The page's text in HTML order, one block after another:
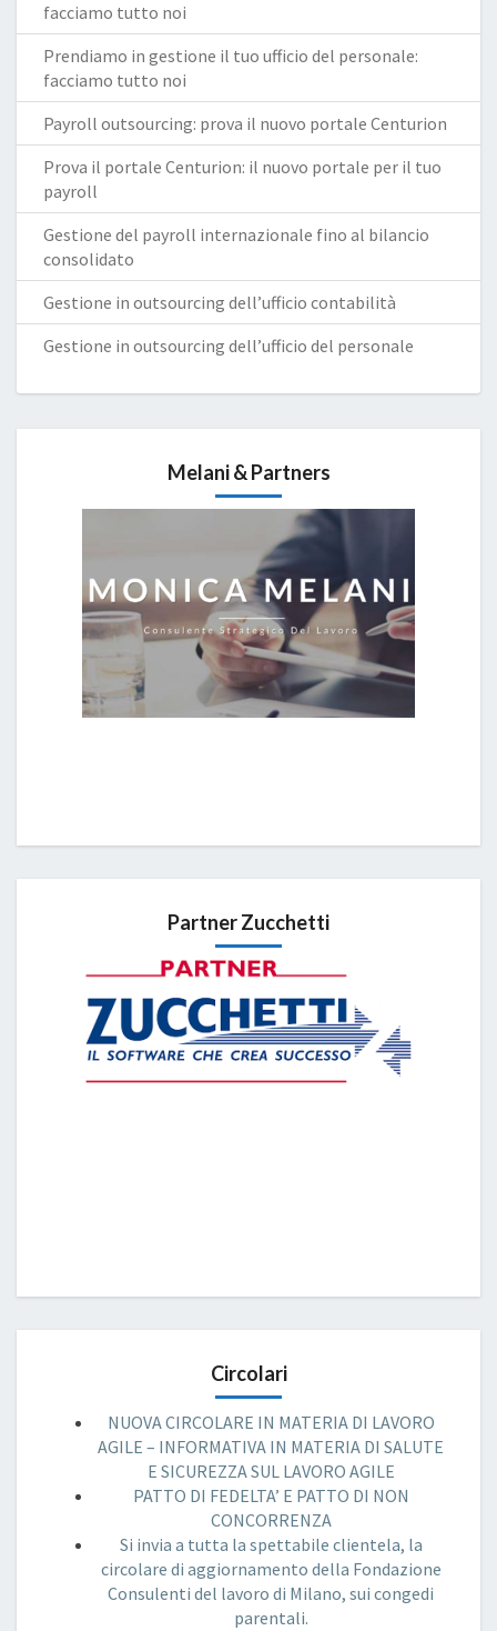
facciamo tutto noi
Prendiamo in gestione il tuo ufficio del personale:
facciamo tutto noi
Payroll outsourcing: prova il nuovo portale Centurion
Prova il portale Centurion: il nuovo portale per il tuo
payroll
Gestione del payroll internazionale fino al bilancio
consolidato
Gestione in outsourcing dell’ufficio contabilità
Gestione in outsourcing dell’ufficio del personale
Melani & Partners
Partner Zucchetti
Circolari
NUOVA CIRCOLARE IN MATERIA DI LAVORO
AGILE – INFORMATIVA IN MATERIA DI SALUTE
E SICUREZZA SUL LAVORO AGILE
PATTO DI FEDELTA’ E PATTO DI NON
CONCORRENZA
Si invia a tutta la spettabile clientela, la
circolare di aggiornamento della Fondazione
Consulenti del lavoro di Milano, sui congedi
parentali.